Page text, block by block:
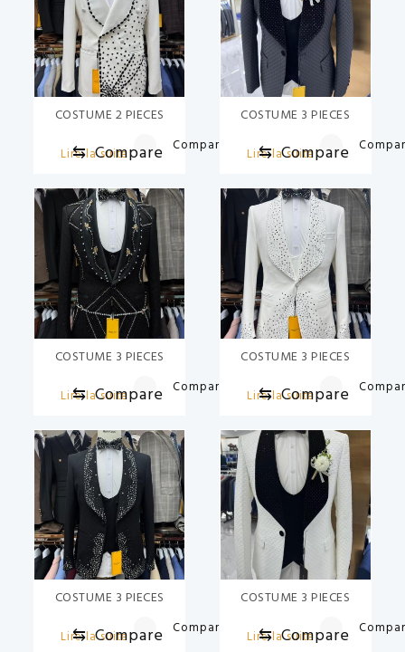
COSTUME 2 PIECES
Lire la suite
⇆ Compare Compare
COSTUME 3 PIECES
Lire la suite
⇆ Compare
COSTUME 3 PIECES
Lire la suite
⇆ Compare Compare
COSTUME 3 PIECES
Lire la suite
⇆ Compare
COSTUME 3 PIECES
Lire la suite
⇆ Compare Compare
COSTUME 3 PIECES
Lire la suite
⇆ Compare